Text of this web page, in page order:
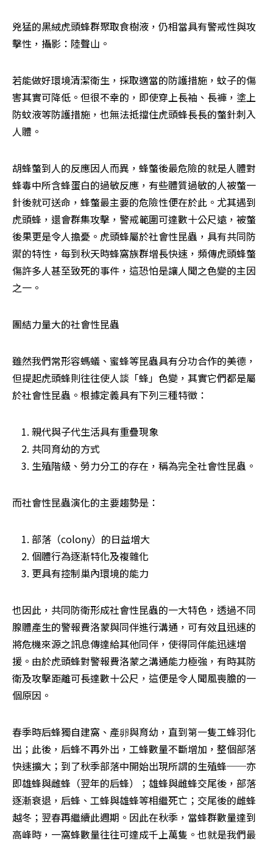
兇猛的黑絨虎頭蜂群聚取食樹液，仍相當具有警戒性與攻
擊性，攝影：陸聲山。
若能做好環境清潔衛生，採取適當的防護措施，蚊子的傷
害其實可降低。但很不幸的，即使穿上長袖、長褲，塗上
防蚊液等防護措施，也無法抵擋住虎頭蜂長長的螫針刺入
人體。
胡蜂螫到人的反應因人而異，蜂螫後最危險的就是人體對
蜂毒中所含蜂蛋白的過敏反應，有些體質過敏的人被螫一
針後就可送命，蜂螫最主要的危險性便在於此。尤其遇到
虎頭蜂，還會群集攻擊，警戒範圍可達數十公尺遠，被螫
後果更是令人擔憂。虎頭蜂屬於社會性昆蟲，具有共同防
禦的特性，每到秋天時蜂窩族群增長快速，頻傳虎頭蜂螫
傷許多人甚至致死的事件，這恐怕是讓人聞之色變的主因
之一。
團結力量大的社會性昆蟲
雖然我們常形容螞蟻、蜜蜂等昆蟲具有分功合作的美德，
但提起虎頭蜂則往往使人談「蜂」色變，其實它們都是屬
於社會性昆蟲。根據定義具有下列三種特徵：
親代與子代生活具有重疊現象
共同育幼的方式
生殖階級、勞力分工的存在，稱為完全社會性昆蟲。
而社會性昆蟲演化的主要趨勢是：
部落（colony）的日益增大
個體行為逐漸特化及複雜化
更具有控制巢內環境的能力
也因此，共同防衛形成社會性昆蟲的一大特色，透過不同
腺體產生的警報費洛蒙與同伴進行溝通，可有效且迅速的
將危機來源之訊息傳達給其他同伴，使得同伴能迅速增
援。由於虎頭蜂對警報費洛蒙之溝通能力極強，有時其防
衛及攻擊距離可長達數十公尺，這便是令人聞風喪膽的一
個原因。
春季時后蜂獨自建窩、產卵與育幼，直到第一隻工蜂羽化
出；此後，后蜂不再外出，工蜂數量不斷增加，整個部落
快速擴大；到了秋季部落中開始出現所謂的生殖蜂──亦
即雄蜂與雌蜂（翌年的后蜂）；雄蜂與雌蜂交尾後，部落
逐漸衰退，后蜂、工蜂與雄蜂等相繼死亡；交尾後的雌蜂
越冬；翌春再繼續此週期。因此在秋季，當蜂群數量達到
高峰時，一窩蜂數量往往可達成千上萬隻。也就是我們最